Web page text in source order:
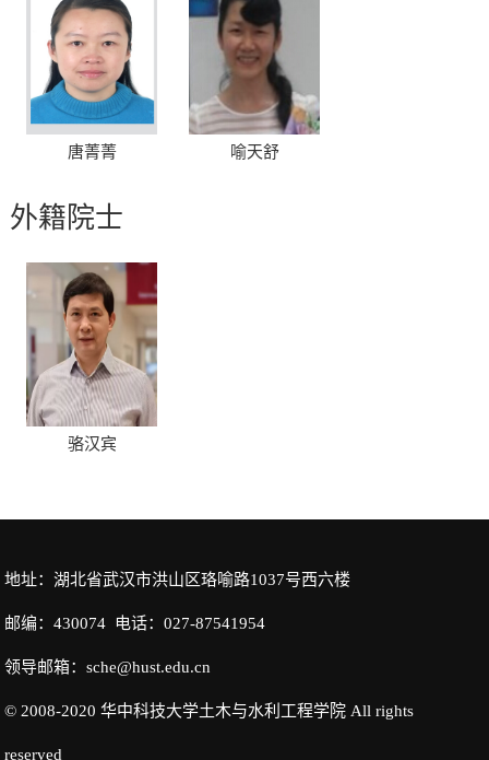
唐菁菁 喻天舒
外籍院士
骆汉宾
地址：湖北省武汉市洪山区珞喻路1037号西六楼
邮编：430074 电话：027-87541954
领导邮箱：sche@hust.edu.cn
© 2008-2020 华中科技大学土木与水利工程学院 All rights
reserved